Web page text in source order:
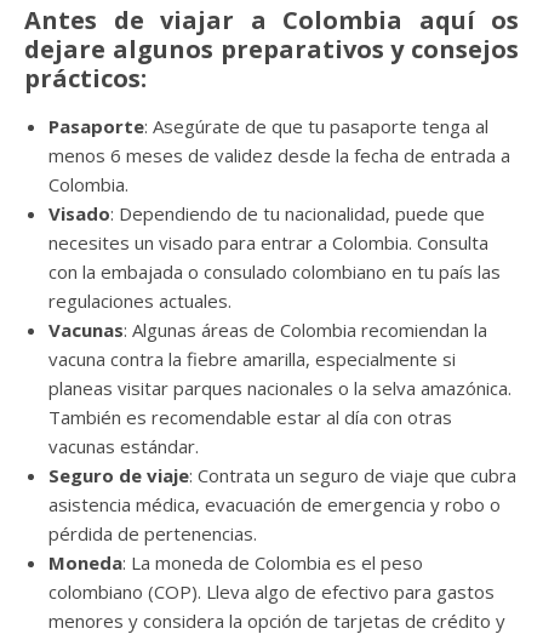
Antes de viajar a Colombia aquí os
dejare algunos preparativos y consejos
prácticos:
Pasaporte: Asegúrate de que tu pasaporte tenga al
menos 6 meses de validez desde la fecha de entrada a
Colombia.
Visado: Dependiendo de tu nacionalidad, puede que
necesites un visado para entrar a Colombia. Consulta
con la embajada o consulado colombiano en tu país las
regulaciones actuales.
Vacunas: Algunas áreas de Colombia recomiendan la
vacuna contra la fiebre amarilla, especialmente si
planeas visitar parques nacionales o la selva amazónica.
También es recomendable estar al día con otras
vacunas estándar.
Seguro de viaje: Contrata un seguro de viaje que cubra
asistencia médica, evacuación de emergencia y robo o
pérdida de pertenencias.
Moneda: La moneda de Colombia es el peso
colombiano (COP). Lleva algo de efectivo para gastos
menores y considera la opción de tarjetas de crédito y